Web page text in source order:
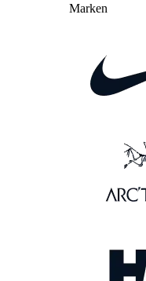
Marken